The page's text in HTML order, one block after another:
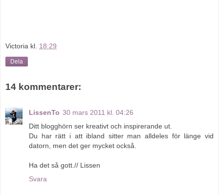
Victoria kl. 18:29
Dela
14 kommentarer:
LissenTo 30 mars 2011 kl. 04:26
Ditt blogghörn ser kreativt och inspirerande ut.
Du har rätt i att ibland sitter man alldeles för länge vid
datorn, men det ger mycket också.
Ha det så gott.// Lissen
Svara